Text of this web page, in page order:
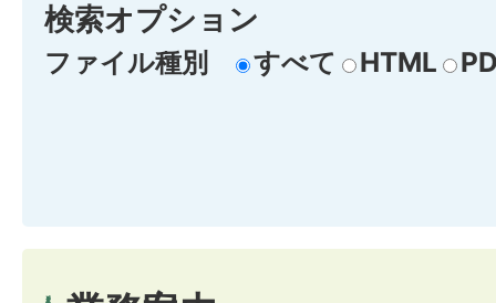
検索オプション
ファイル種別 すべて HTML